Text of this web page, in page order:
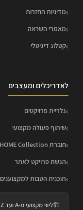
מדיניות החזרות
מאמרי השראה
קטלוג דיגיטלי
לאדריכלים ומעצבים
גלריית פרויקטים
שיתוף פעולה מקצועי
חוברת HOME Collection
הגשת פרויקט לאתר
תוכנית הטבות למקצוענים
🏗️ליווי מקצועי מ-A ועד Z